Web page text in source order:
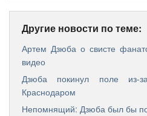
Другие новости по теме:
Артем Дзюба о свисте
видео
Дзюба покинул поле
Краснодаром
Непомнящий: Дзюба был бы